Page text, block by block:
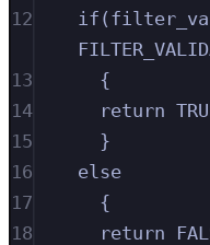
12
13
{
14
return
15
}
16
else
17
{
18
return